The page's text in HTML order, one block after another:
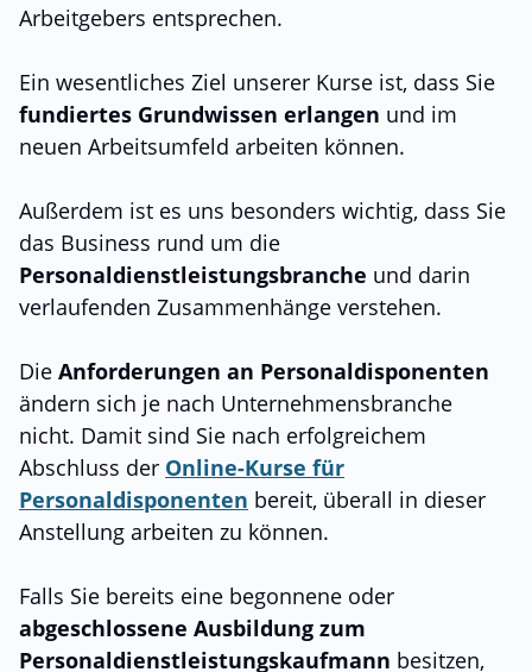
Arbeitgebers entsprechen.
Ein wesentliches Ziel unserer Kurse ist, dass Sie
fundiertes Grundwissen erlangen und im
neuen Arbeitsumfeld arbeiten können.
Außerdem ist es uns besonders wichtig, dass Sie
das Business rund um die
Personaldienstleistungsbranche und darin
verlaufenden Zusammenhänge verstehen.
Die Anforderungen an Personaldisponenten
ändern sich je nach Unternehmensbranche
nicht. Damit sind Sie nach erfolgreichem
Abschluss der Online-Kurse für
Personaldisponenten bereit, überall in dieser
Anstellung arbeiten zu können.
Falls Sie bereits eine begonnene oder
abgeschlossene Ausbildung zum
Personaldienstleistungskaufmann besitzen,